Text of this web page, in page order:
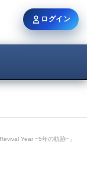
Year ~5年の軌跡~」
ログイン